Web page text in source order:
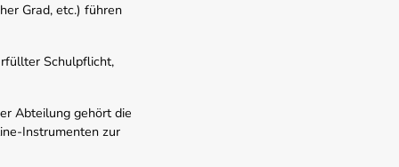
Grad, etc.) führen
Schulpflicht,
Abteilung gehört die
Instrumenten zur